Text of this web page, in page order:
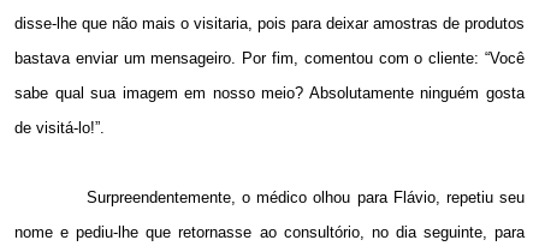
disse-lhe que não mais o visitaria, pois para deixar amostras de produtos
bastava enviar um mensageiro. Por fim, comentou com o cliente: “Você
sabe qual sua imagem em nosso meio? Absolutamente ninguém gosta
de visitá-lo!”.
Surpreendentemente, o médico olhou para Flávio, repetiu seu
nome e pediu-lhe que retornasse ao consultório, no dia seguinte, para